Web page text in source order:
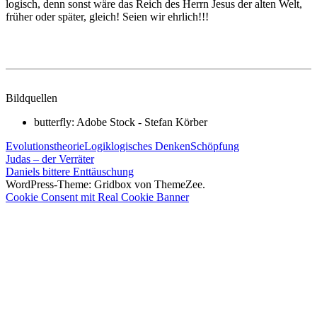
logisch, denn sonst wäre das Reich des Herrn Jesus der alten Welt,
früher oder später, gleich! Seien wir ehrlich!!!
Bildquellen
butterfly: Adobe Stock - Stefan Körber
EvolutionstheorieLogiklogisches DenkenSchöpfung
Beitragsnavigation
Vorheriger
Beitrag:
Judas – der Verräter
Nächster
Beitrag:
Daniels bittere Enttäuschung
WordPress-Theme: Gridbox von ThemeZee.
Cookie Consent mit Real Cookie Banner